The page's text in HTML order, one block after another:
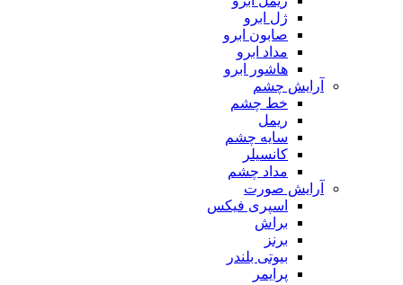
ژل ابرو
صابون ابرو
مداد ابرو
هاشور ابرو
آرایش چشم
خط چشم
ریمل
سایه چشم
کانسیلر
مداد چشم
آرایش صورت
اسپری فیکس
براش
برنز
بیوتی بلندر
پرایمر